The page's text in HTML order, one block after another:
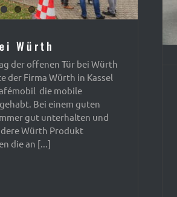
Würth
der offenen Tür bei Würth
der Firma Würth in Kassel
die mobile
Bei einem guten
gut unterhalten und
Würth Produkt
die an [...]